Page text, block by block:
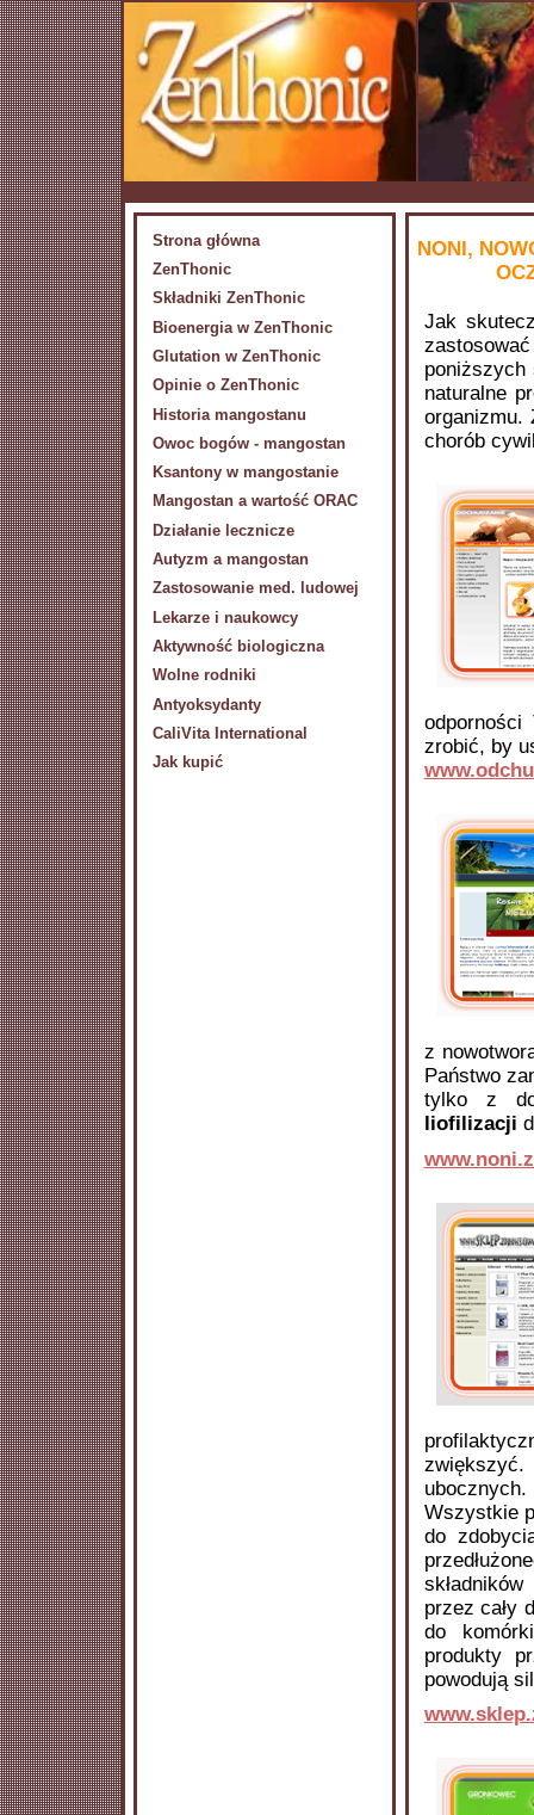
Strona główna
ZenThonic
Składniki ZenThonic
Bioenergia w ZenThonic
Glutation w ZenThonic
Opinie o ZenThonic
Historia mangostanu
Owoc bogów - mangostan
Ksantony w mangostanie
Mangostan a wartość ORAC
Działanie lecznicze
Autyzm a mangostan
Zastosowanie med. ludowej
Lekarze i naukowcy
Aktywność biologiczna
Wolne rodniki
Antyoksydanty
CaliVita International
Jak kupić
NONI,
Jak
naturalne
organizmu.
chorób
odporności
zrobić, by
z
Państwo
tylko z
liofilizacji
Wszystkie
do
przez cały
do
produkty
powodują